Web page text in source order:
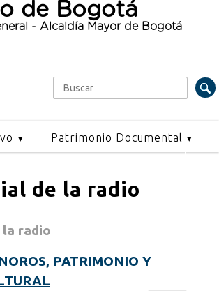
de Bogotá
- Alcaldía Mayor de Bogotá
Formulario de búsqueda
Buscar
Patrimonio Documental
de la radio
la radio
PATRIMONIO Y